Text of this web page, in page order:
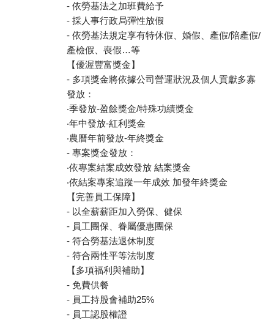
- 依勞基法之加班費給予
- 採人事行政局彈性放假
- 依勞基法規定享有特休假、婚假、產假/陪產假/
產檢假、喪假…等
【優渥豐富獎金】
- 多項獎金將依據公司營運狀況及個人貢獻多寡
發放：
‧季發放-盈餘獎金/特殊功績獎金
‧年中發放-紅利獎金
‧農曆年前發放-年終獎金
- 專案獎金發放：
‧依專案結案成效發放 結案獎金
‧依結案專案追蹤一年成效 加發年終獎金
【完善員工保障】
- 以全薪薪距加入勞保、健保
- 員工團保、眷屬優惠團保
- 符合勞基法退休制度
- 符合兩性平等法制度
【多項福利與補助】
- 免費供餐
- 員工持股會補助25%
- 員工認股權證